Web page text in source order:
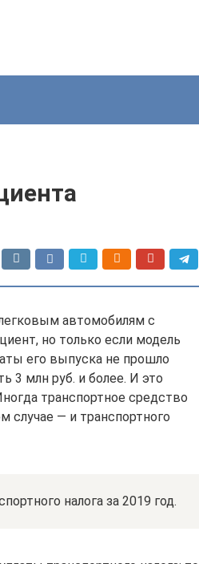
автомобилям с
но только если модель
его выпуска не прошло
3 млн руб. и более. И это
транспортное средство
случае — и транспортного
налога за 2019 год.